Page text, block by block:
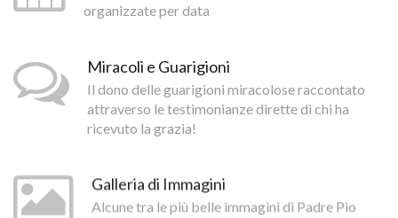
organizzate per data
Miracoli e Guarigioni
Il dono delle guarigioni miracolose raccontato
attraverso le testimonianze dirette di chi ha
ricevuto la grazia!
Galleria di Immagini
Alcune tra le più belle immagini di Padre Pio